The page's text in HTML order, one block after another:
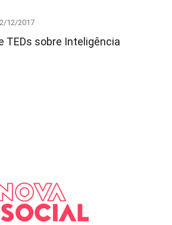
12/2017
TEDs sobre Inteligência